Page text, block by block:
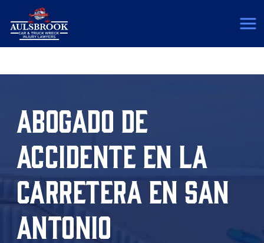
ABOGADO DE
ACCIDENTE EN LA
CARRETERA EN SAN
ANTONIO